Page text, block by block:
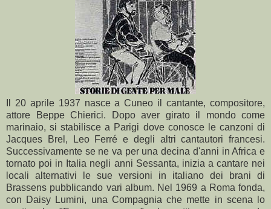
Il 20 aprile 1937 nasce a Cuneo il cantante, compositore,
attore Beppe Chierici. Dopo aver girato il mondo come
marinaio, si stabilisce a Parigi dove conosce le canzoni di
Jacques Brel, Leo Ferré e degli altri cantautori francesi.
Successivamente se ne va per una decina d'anni in Africa e
tornato poi in Italia negli anni Sessanta, inizia a cantare nei
locali alternativi le sue versioni in italiano dei brani di
Brassens pubblicando vari album. Nel 1969 a Roma fonda,
con Daisy Lumini, una Compagnia che mette in scena lo